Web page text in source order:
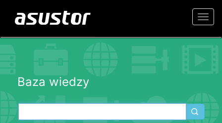
Baza wiedzy